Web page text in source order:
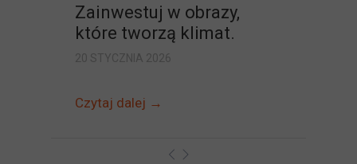
Zainwestuj w obrazy,
które tworzą klimat.
20 STYCZNIA 2026
Czytaj dalej →